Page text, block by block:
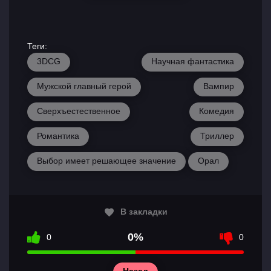
Теги:
3DCG
Научная фантастика
Мужской главный герой Вампир
Сверхъестественное Комедия
Романтика Триллер
Выбор имеет решающее значение Орал
В закладки
0 0% 0